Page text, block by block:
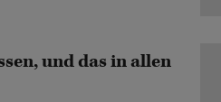
und das in allen